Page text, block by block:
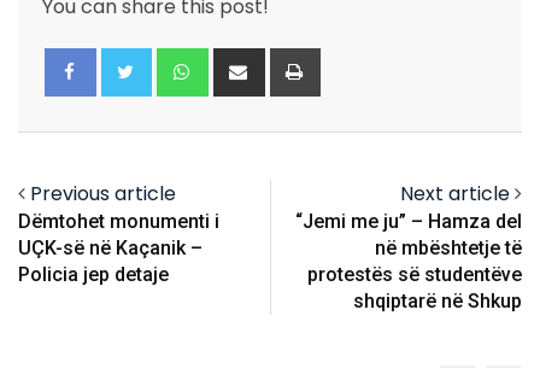
You can share this post!
Whatsapp
Share
via
Previous article
Dëmtohet monumenti i
UÇK-së në Kaçanik –
Policia jep detaje
Next article
“Jemi me ju” – Hamza del
në mbështetje të
protestës së studentëve
shqiptarë në Shkup